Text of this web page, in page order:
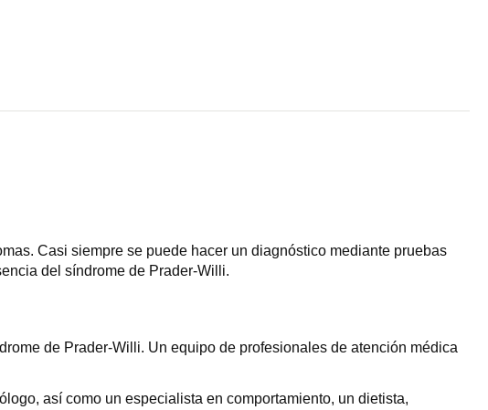
Casi siempre se puede hacer un diagnóstico mediante pruebas
del síndrome de Prader-Willi.
de Prader-Willi. Un equipo de profesionales de atención médica
así como un especialista en comportamiento, un dietista,